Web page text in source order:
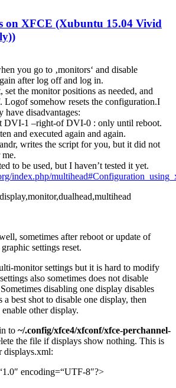
on XFCE (Xubuntu 15.04 Vivid
you go to ‚monitors‘ and disable
after log off and log in.
the monitor positions as needed, and
Logof somehow resets the configuration.I
have disadvantages:
DVI-1 –right-of DVI-0 : only until reboot.
and executed again and again.
writes the script for you, but it did not
to be used, but I haven’t tested it yet.
index.php/
sometimes after reboot or update of
settings reset.
monitor settings but it is hard to modify
also sometimes does not disable
disabling one display disables
best shot to disable one display, then
other display.
to ~/.config/xfce4/xfconf/xfce-perchannel-
the file if displays show nothing. This is
displays.xml:
encoding=“UTF-8″?>